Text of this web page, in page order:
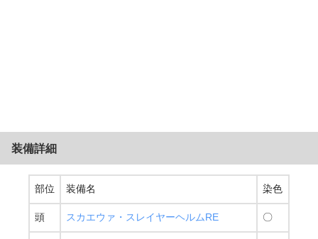
装備詳細
部位 装備名 染色
頭 スカエウァ・スレイヤーヘルムRE 〇